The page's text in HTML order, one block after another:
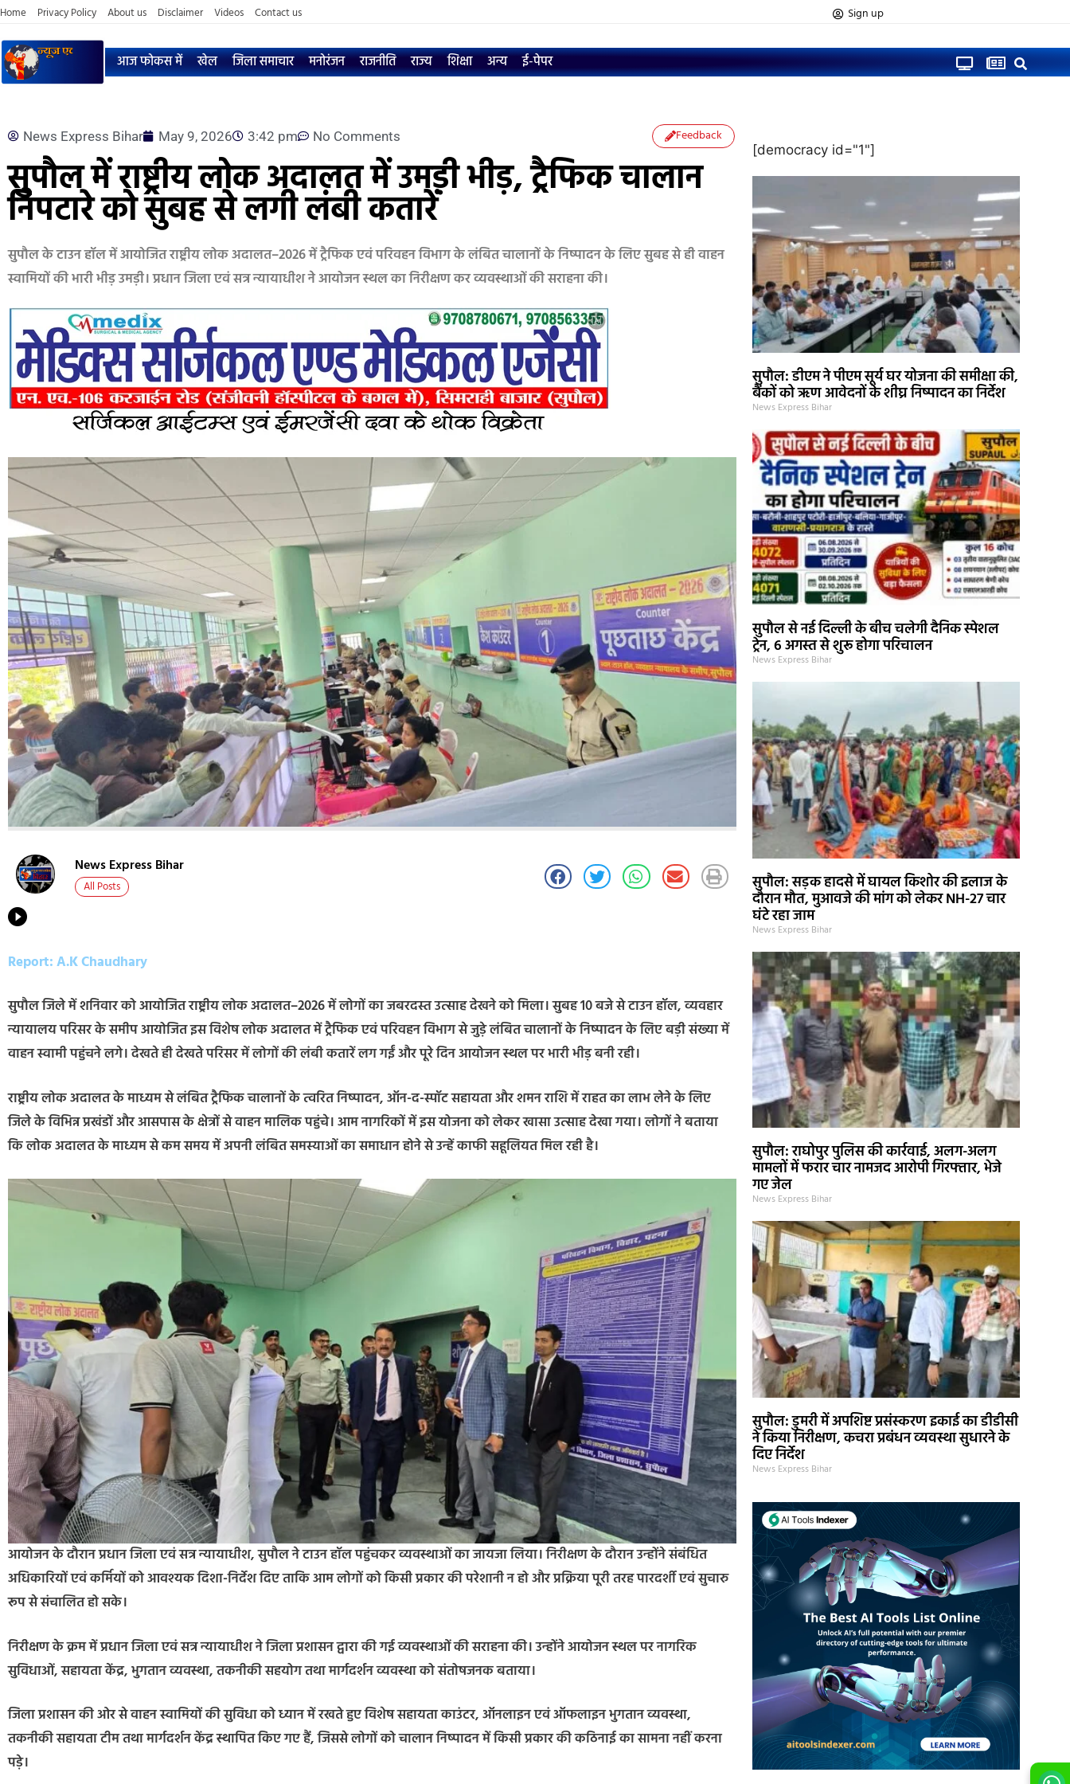
Home Privacy Policy About us Disclaimer Videos Contact us Sign up
आज फोकस में खेल जिला समाचार मनोरंजन राजनीति राज्य शिक्षा अन्य ई-पेपर
News Express Bihar May 9, 2026 3:42 pm No Comments Feedback
सुपौल में राष्ट्रीय लोक अदालत में उमड़ी भीड़, ट्रैफिक चालान
निपटारे को सुबह से लगी लंबी कतारें
सुपौल के टाउन हॉल में आयोजित राष्ट्रीय लोक अदालत–2026 में ट्रैफिक एवं परिवहन विभाग के लंबित चालानों के निष्पादन के लिए सुबह से ही वाहन
स्वामियों की भारी भीड़ उमड़ी। प्रधान जिला एवं सत्र न्यायाधीश ने आयोजन स्थल का निरीक्षण कर व्यवस्थाओं की सराहना की।
News Express Bihar
All Posts
Report: A.K Chaudhary
सुपौल जिले में शनिवार को आयोजित राष्ट्रीय लोक अदालत–2026 में लोगों का जबरदस्त उत्साह देखने को मिला। सुबह 10 बजे से टाउन हॉल, व्यवहार
न्यायालय परिसर के समीप आयोजित इस विशेष लोक अदालत में ट्रैफिक एवं परिवहन विभाग से जुड़े लंबित चालानों के निष्पादन के लिए बड़ी संख्या में
वाहन स्वामी पहुंचने लगे। देखते ही देखते परिसर में लोगों की लंबी कतारें लग गईं और पूरे दिन आयोजन स्थल पर भारी भीड़ बनी रही।
राष्ट्रीय लोक अदालत के माध्यम से लंबित ट्रैफिक चालानों के त्वरित निष्पादन, ऑन-द-स्पॉट सहायता और शमन राशि में राहत का लाभ लेने के लिए
जिले के विभिन्न प्रखंडों और आसपास के क्षेत्रों से वाहन मालिक पहुंचे। आम नागरिकों में इस योजना को लेकर खासा उत्साह देखा गया। लोगों ने बताया
कि लोक अदालत के माध्यम से कम समय में अपनी लंबित समस्याओं का समाधान होने से उन्हें काफी सहूलियत मिल रही है।
आयोजन के दौरान प्रधान जिला एवं सत्र न्यायाधीश, सुपौल ने टाउन हॉल पहुंचकर व्यवस्थाओं का जायजा लिया। निरीक्षण के दौरान उन्होंने संबंधित
अधिकारियों एवं कर्मियों को आवश्यक दिशा-निर्देश दिए ताकि आम लोगों को किसी प्रकार की परेशानी न हो और प्रक्रिया पूरी तरह पारदर्शी एवं सुचारु
रूप से संचालित हो सके।
निरीक्षण के क्रम में प्रधान जिला एवं सत्र न्यायाधीश ने जिला प्रशासन द्वारा की गई व्यवस्थाओं की सराहना की। उन्होंने आयोजन स्थल पर नागरिक
सुविधाओं, सहायता केंद्र, भुगतान व्यवस्था, तकनीकी सहयोग तथा मार्गदर्शन व्यवस्था को संतोषजनक बताया।
जिला प्रशासन की ओर से वाहन स्वामियों की सुविधा को ध्यान में रखते हुए विशेष सहायता काउंटर, ऑनलाइन एवं ऑफलाइन भुगतान व्यवस्था,
तकनीकी सहायता टीम तथा मार्गदर्शन केंद्र स्थापित किए गए हैं, जिससे लोगों को चालान निष्पादन में किसी प्रकार की कठिनाई का सामना नहीं करना
पड़े।
[democracy id="1"]
सुपौल: डीएम ने पीएम सूर्य घर योजना की समीक्षा की,
बैंकों को ऋण आवेदनों के शीघ्र निष्पादन का निर्देश
News Express Bihar
सुपौल से नई दिल्ली के बीच चलेगी दैनिक स्पेशल
ट्रेन, 6 अगस्त से शुरू होगा परिचालन
News Express Bihar
सुपौल: सड़क हादसे में घायल किशोर की इलाज के
दौरान मौत, मुआवजे की मांग को लेकर NH-27 चार
घंटे रहा जाम
News Express Bihar
सुपौल: राघोपुर पुलिस की कार्रवाई, अलग-अलग
मामलों में फरार चार नामजद आरोपी गिरफ्तार, भेजे
गए जेल
News Express Bihar
सुपौल: डुमरी में अपशिष्ट प्रसंस्करण इकाई का डीडीसी
ने किया निरीक्षण, कचरा प्रबंधन व्यवस्था सुधारने के
दिए निर्देश
News Express Bihar